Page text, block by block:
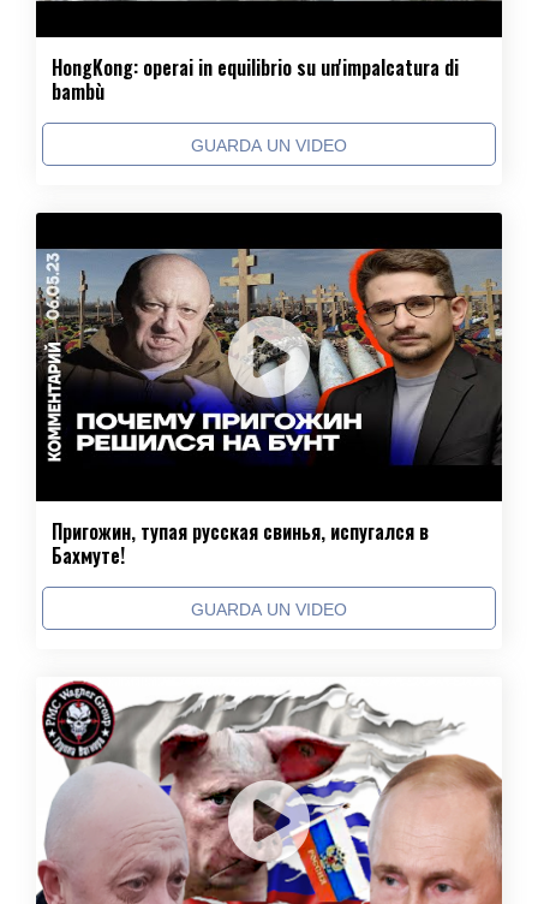
HongKong: operai in equilibrio su un'impalcatura di
bambù
GUARDA UN VIDEO
Пригожин, тупая русская свинья, испугался в
Бахмуте!
GUARDA UN VIDEO